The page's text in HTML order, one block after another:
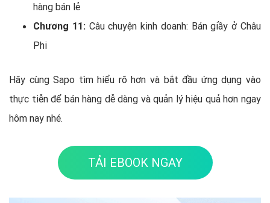
hàng bán lẻ
Chương 11:Câu chuyện kinh doanh: Bán giầy ở Châu
Phi
Hãy cùng Sapo tìm hiểu rõ hơn và bắt đầu ứng dụng vào
thực tiễn để bán hàng dễ dàng và quản lý hiệu quả hơn ngay
hôm nay nhé.
TẢI EBOOK NGAY